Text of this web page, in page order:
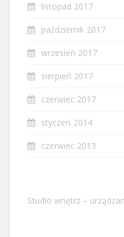
listopad 2017
październik 2017
wrzesień 2017
sierpień 2017
czerwiec 2017
styczeń 2014
czerwiec 2013
Studio wnętrz –